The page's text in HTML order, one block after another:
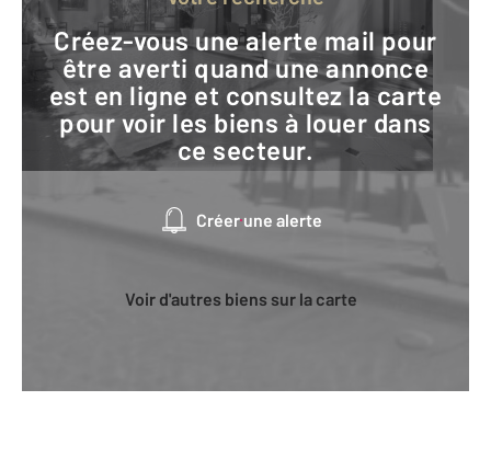
Créez-vous une alerte mail pour
être averti quand une annonce
est en ligne et consultez la carte
pour voir les biens à louer dans
ce secteur.
Créer une alerte
Voir d'autres biens sur la carte